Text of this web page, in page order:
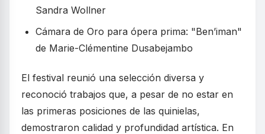
Sandra Wollner
Cámara de Oro para ópera prima: "Ben’iman"
de Marie-Clémentine Dusabejambo
El festival reunió una selección diversa y
reconoció trabajos que, a pesar de no estar en
las primeras posiciones de las quinielas,
demostraron calidad y profundidad artística. En